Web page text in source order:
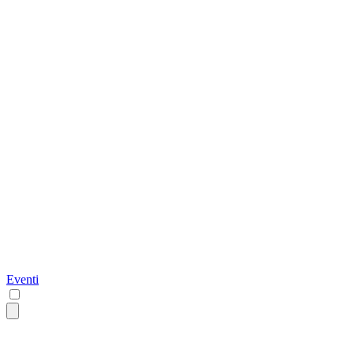
Eventi